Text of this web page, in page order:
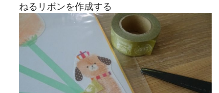
ねるリボンを作成する